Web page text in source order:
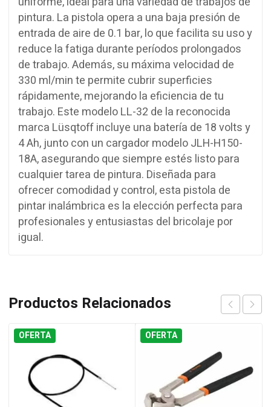
pintura. La pistola opera a una baja presión de
entrada de aire de 0.1 bar, lo que facilita su uso y
reduce la fatiga durante períodos prolongados
de trabajo. Además, su máxima velocidad de
330 ml/min te permite cubrir superficies
rápidamente, mejorando la eficiencia de tu
trabajo. Este modelo LL-32 de la reconocida
marca Lüsqtoff incluye una batería de 18 volts y
4 Ah, junto con un cargador modelo JLH-H150-
18A, asegurando que siempre estés listo para
cualquier tarea de pintura. Diseñada para
ofrecer comodidad y control, esta pistola de
pintar inalámbrica es la elección perfecta para
profesionales y entusiastas del bricolaje por
igual.
Productos Relacionados
OFERTA OFERTA